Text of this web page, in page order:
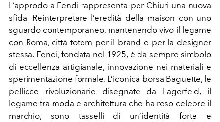
L’approdo a Fendi rappresenta per Chiuri una nuova
sfida. Reinterpretare l’eredità della maison con uno
sguardo contemporaneo, mantenendo vivo il legame
con Roma, città totem per il brand e per la designer
stessa. Fendi, fondata nel 1925, è da sempre simbolo
di eccellenza artigianale, innovazione nei materiali e
sperimentazione formale. L’iconica borsa Baguette, le
pellicce rivoluzionarie disegnate da Lagerfeld, il
legame tra moda e architettura che ha reso celebre il
marchio, sono tasselli di un’identità forte e